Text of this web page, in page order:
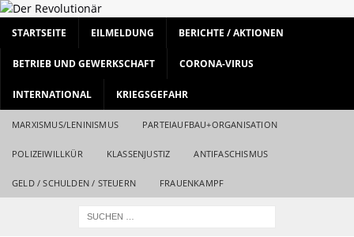
STARTSEITE EILMELDUNG BERICHTE / AKTIONEN
BETRIEB UND GEWERKSCHAFT CORONA-VIRUS
INTERNATIONAL KRIEGSGEFAHR
MARXISMUS/LENINISMUS PARTEIAUFBAU+ORGANISATION
POLIZEIWILLKÜR KLASSENJUSTIZ ANTIFASCHISMUS
GELD / SCHULDEN / STEUERN FRAUENKAMPF